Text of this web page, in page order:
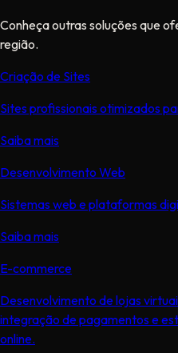
Conheça outras soluções que
região.
Criação de Sites
Sites profissionais otimizados
Saiba mais
Desenvolvimento Web
Sistemas web e plataformas
Saiba mais
E-commerce
Desenvolvimento de lojas
integração de pagamentos e
online.